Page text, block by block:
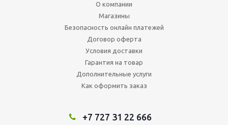
О компании
Магазины
Безопасность онлайн платежей
Договор оферта
Условия доставки
Гарантия на товар
Дополнительные услуги
Как оформить заказ
+7 727 31 22 666